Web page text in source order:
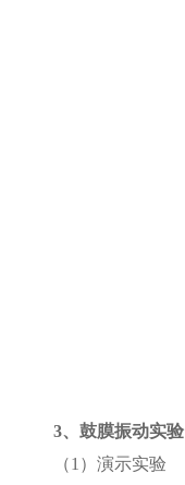
3、鼓膜振动实验
（1）演示实验